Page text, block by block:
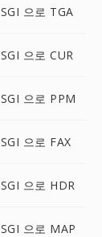
SGI 으로 TGA
SGI 으로 CUR
SGI 으로 PPM
SGI 으로 FAX
SGI 으로 HDR
SGI 으로 MAP